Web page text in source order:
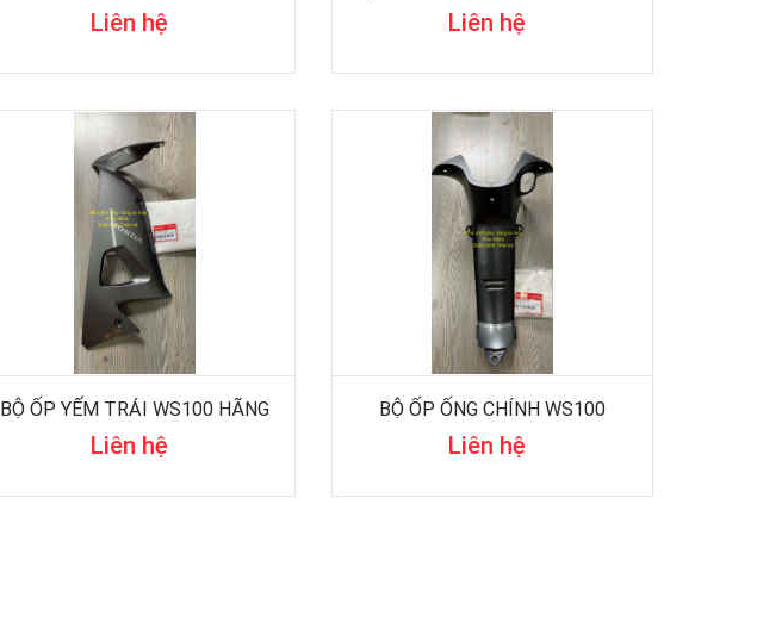
Liên hệ Liên hệ
BỘ ỐP YẾM TRÁI WS100 HÃNG
Liên hệ
BỘ ỐP ỐNG CHÍNH WS100
Liên hệ